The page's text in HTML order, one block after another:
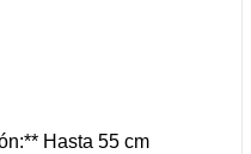
Hasta 55 cm